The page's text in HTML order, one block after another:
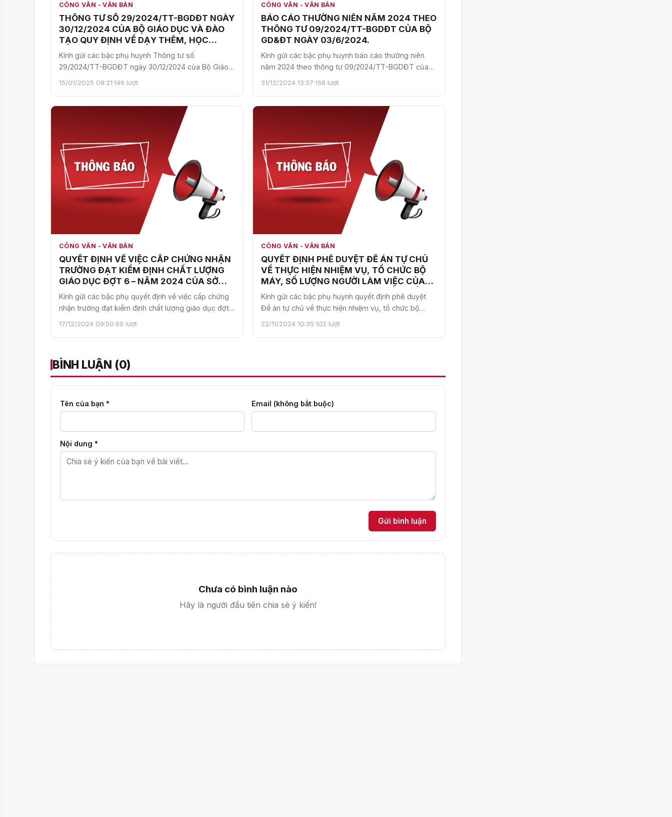
CÔNG VĂN - VĂN BẢN
THÔNG TƯ SỐ 29/2024/TT-BGDĐT NGÀY
30/12/2024 CỦA BỘ GIÁO DỤC VÀ ĐÀO
TẠO QUY ĐỊNH VỀ DẠY THÊM, HỌC
THÊM
Kính gửi các bậc phụ huynh Thông tư số
29/2024/TT-BGDĐT ngày 30/12/2024 của Bộ Giáo
dục và Đào tạo quy định về…
15/01/2025 08:21·146 lượt
CÔNG VĂN - VĂN BẢN
BÁO CÁO THƯỜNG NIÊN NĂM 2024 THEO
THÔNG TƯ 09/2024/TT-BGDĐT CỦA BỘ
GD&ĐT NGÀY 03/6/2024.
Kính gửi các bậc phụ huynh báo cáo thường niên
năm 2024 theo thông tư 09/2024/TT-BGDĐT của
Bộ GD&ĐT ngày 03/6/…
31/12/2024 13:37·158 lượt
CÔNG VĂN - VĂN BẢN
QUYẾT ĐỊNH VỀ VIỆC CẤP CHỨNG NHẬN
TRƯỜNG ĐẠT KIỂM ĐỊNH CHẤT LƯỢNG
GIÁO DỤC ĐỢT 6 – NĂM 2024 CỦA SỞ
GIÁO DỤC VÀ ĐÀO TẠO HÀ NỘI
Kính gửi các bậc phụ quyết định về việc cấp chứng
nhận trường đạt kiểm định chất lượng giáo dục đợt
6 – năm 20…
17/12/2024 09:50·89 lượt
CÔNG VĂN - VĂN BẢN
QUYẾT ĐỊNH PHÊ DUYỆT ĐỀ ÁN TỰ CHỦ
VỀ THỰC HIỆN NHIỆM VỤ, TỔ CHỨC BỘ
MÁY, SỐ LƯỢNG NGƯỜI LÀM VIỆC CỦA
TRƯỜNG TRUNG HỌC CƠ SỞ CẦU GIẤY
Kính gửi các bậc phụ huynh quyết định phê duyệt
Đề án tự chủ về thực hiện nhiệm vụ, tổ chức bộ
máy, số lượng n…
22/11/2024 10:35·102 lượt
BÌNH LUẬN (0)
Tên của bạn * Email (không bắt buộc)
Nội dung *
Gửi bình luận
Chưa có bình luận nào
Hãy là người đầu tiên chia sẻ ý kiến!